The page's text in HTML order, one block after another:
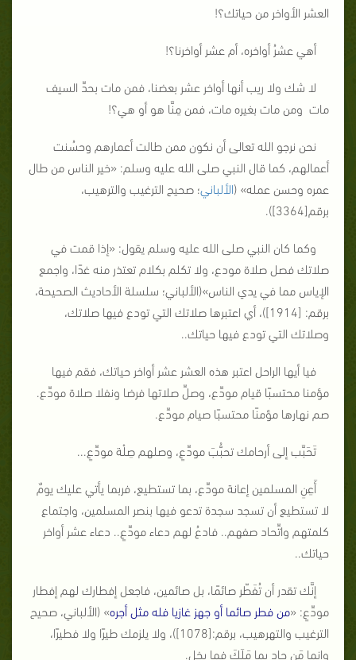
العشر الأواخر من حياتك؟!
أهي عشرُ أواخره، أم عشر أواخرنا؟!
لا شك ولا ريب أنها أواخر عشر بعضنا، فمن مات بحدِّ السيف
مات ومن مات بغيره مات، فمن مِنَّا هو أو هي؟!
نحن نرجو الله تعالى أن نكون ممن طالت أعمارهم وحسُنت
أعمالهم، كما قال النبي صلى الله عليه وسلم: «خير الناس من طال
عمره وحسن عمله» (الألباني؛ صحيح الترغيب والترهيب،
برقم[3364]).
وكما كان النبي صلى الله عليه وسلم يقول: «إذا قمت في
صلاتك فصل صلاة مودع، ولا تكلم بكلام تعتذر منه غدًا، واجمع
الإياس مما في يدي الناس»(الألباني؛ سلسلة الأحاديث الصحيحة،
برقم: [1914])، أي اعتبرها صلاتك التي تودع فيها صلاتك،
وصلاتك التي تودع فيها حياتك..
فيا أيها الراحل اعتبر هذه العشر عشر أواخر حياتك، فقم فيها
مؤمنا محتسبًا قيام مودِّع، وصلِّ صلاتها فرضا ونفلا صلاة مودِّع.
صم نهارها مؤمنًا محتسبًا صيام مودِّع.
تَحَبَّب إلى أرحامك تحبُّبَ مودِّعٍ، وصلهم صِلْة مودِّعٍ...
أَعِنِ المسلمين إعانة مودِّع، بما تستطيع، فربما يأتي عليك يومٌ
لا تستطيع أن تسجد سجدة تدعو فيها بنصر المسلمين، واجتماع
كلمتهم واتِّحاد صفهم.. فادعُ لهم دعاء مودِّعٍ.. دعاء عشر أواخر
حياتك..
إنَّك تقدر أن تُفَطّر صائمًا، بل صائمين، فاجعل إفطارك لهم إفطار
مودِّعٍ: «من فطر صائما أو جهز غازيا فله مثل أجره» (الألباني، صحيح
الترغيب والتهرهيب، برقم:[1078])، ولا يلزمك طيرًا ولا فطيرًا،
وإنما مَن جاد بما مَلَكَ فما بخِل.